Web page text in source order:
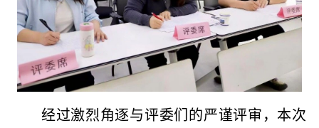
经过激烈角逐与评委们的严谨评审，本次